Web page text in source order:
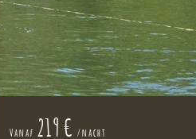
Vanaf 219 € /nacht